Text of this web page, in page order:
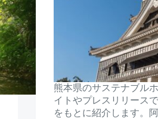
熊本県のサステナブル
イトやプレスリリース
をもとに紹介します。